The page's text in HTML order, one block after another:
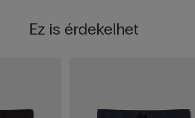
Ez is érdekelhet